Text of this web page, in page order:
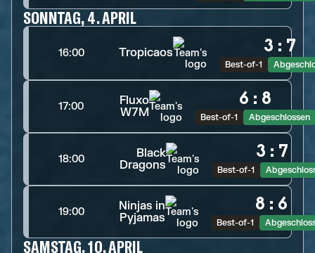
SONNTAG, 4. APRIL
16:00 Tropicaos 3 : 7
Best-of-1
17:00
Fluxo
W7M
6 : 8
Best-of-1 Abgeschlossen
18:00
Black
Dragons
3 : 7
Best-of-1
19:00
Ninjas in
Pyjamas
8 : 6
Best-of-1
SAMSTAG, 10. APRIL